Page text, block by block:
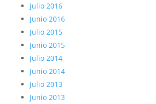
Julio 2016
Junio 2016
Julio 2015
Junio 2015
Julio 2014
Junio 2014
Julio 2013
Junio 2013